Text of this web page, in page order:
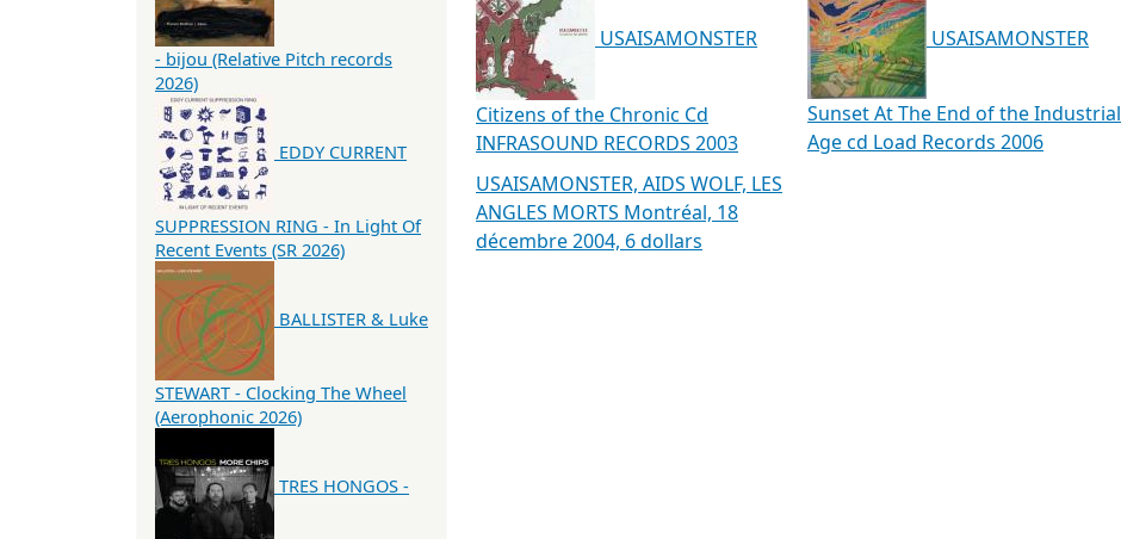
USAISAMONSTER
Citizens of the Chronic Cd
INFRASOUND RECORDS 2003
USAISAMONSTER
Sunset At The End of the Industrial
Age cd Load Records 2006
USAISAMONSTER, AIDS WOLF, LES
ANGLES MORTS Montréal, 18
décembre 2004, 6 dollars
- bijou (Relative Pitch records
2026)
EDDY CURRENT
SUPPRESSION RING - In Light Of
Recent Events (SR 2026)
BALLISTER & Luke
STEWART - Clocking The Wheel
(Aerophonic 2026)
TRES HONGOS -